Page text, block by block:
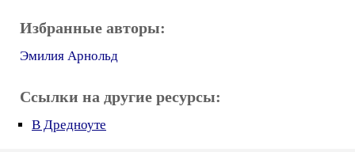
Избранные авторы:
Эмилия Арнольд
Ссылки на другие ресурсы:
В Дредноуте